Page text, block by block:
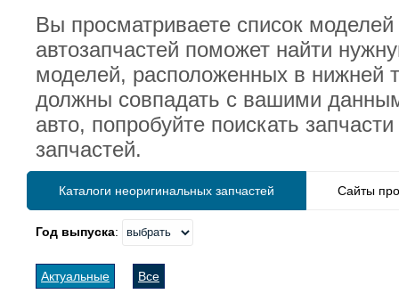
Вы просматриваете список
автозапчастей поможет найти
моделей, расположенных в нижней
должны совпадать с вашими
авто, попробуйте поискать
запчастей.
Каталоги неоригинальных запчастей Сайты
Год выпуска:
Актуальные Все